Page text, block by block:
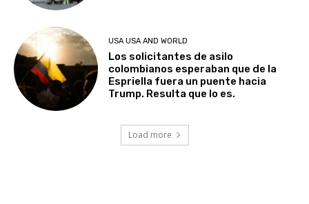
USA USA AND WORLD
Los solicitantes de asilo
colombianos esperaban que de la
Espriella fuera un puente hacia
Trump. Resulta que lo es.
Load more